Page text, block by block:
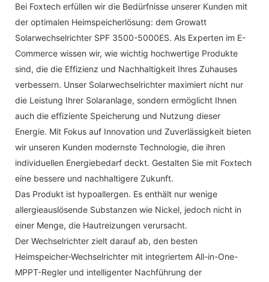
Bei Foxtech erfüllen wir die Bedürfnisse unserer Kunden mit
der optimalen Heimspeicherlösung: dem Growatt
Solarwechselrichter SPF 3500-5000ES. Als Experten im E-
Commerce wissen wir, wie wichtig hochwertige Produkte
sind, die die Effizienz und Nachhaltigkeit Ihres Zuhauses
verbessern. Unser Solarwechselrichter maximiert nicht nur
die Leistung Ihrer Solaranlage, sondern ermöglicht Ihnen
auch die effiziente Speicherung und Nutzung dieser
Energie. Mit Fokus auf Innovation und Zuverlässigkeit bieten
wir unseren Kunden modernste Technologie, die ihren
individuellen Energiebedarf deckt. Gestalten Sie mit Foxtech
eine bessere und nachhaltigere Zukunft.
Das Produkt ist hypoallergen. Es enthält nur wenige
allergieauslösende Substanzen wie Nickel, jedoch nicht in
einer Menge, die Hautreizungen verursacht.
Der Wechselrichter zielt darauf ab, den besten
Heimspeicher-Wechselrichter mit integriertem All-in-One-
MPPT-Regler und intelligenter Nachführung der